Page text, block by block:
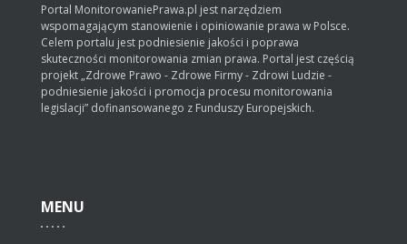
Portal MonitorowaniePrawa.pl jest narzędziem
wspomagającym stanowienie i opiniowanie prawa w Polsce.
Celem portalu jest podniesienie jakości i poprawa
skuteczności monitorowania zmian prawa. Portal jest częścią
projekt „Zdrowe Prawo - Zdrowe Firmy - Zdrowi Ludzie -
podniesienie jakości i promocja procesu monitorowania
legislacji” dofinansowanego z Funduszy Europejskich.
MENU